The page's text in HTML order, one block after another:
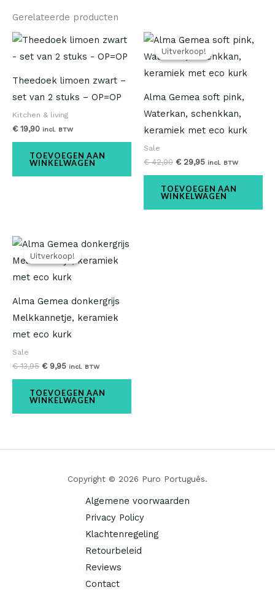
Gerelateerde producten
Theedoek limoen zwart –
set van 2 stuks – OP=OP
Kitchen & living
€19,90 incl. BTW
TOEVOEGEN AAN
WINKELWAGEN
Uitverkoop!
Uitverkoop!
Alma Gemea soft pink,
Waterkan, schenkkan,
keramiek met eco kurk
Sale
€42,00
Oorspronkelijke
prijs
was:
€ 42,00.
€29,95
Huidige
prijs
is:
€ 29,95.
incl. BTW
TOEVOEGEN AAN
WINKELWAGEN
Uitverkoop!
Uitverkoop!
Alma Gemea donkergrijs
Melkkannetje, keramiek
met eco kurk
Sale
€13,95
Oorspronkelijke
prijs
was:
€ 13,95.
€9,95
Huidige
prijs
is:
€ 9,95.
incl. BTW
TOEVOEGEN AAN
WINKELWAGEN
Copyright © 2026 Puro Português.
Algemene voorwaarden
Privacy Policy
Klachtenregeling
Retourbeleid
Reviews
Contact